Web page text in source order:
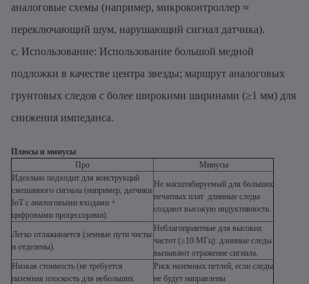
аналоговые схемы (например, микроконтроллер ≈
переключающий шум, нарушающий сигнал датчика).
c. Использование: Использование большой медной
подложки в качестве центра звезды; маршрут аналоговых
грунтовых следов с более широкими ширинами (≥1 мм) для
снижения импеданса.
Плюсы и минусы
Про
Минусы
Идеально подходит для конструкций
смешанного сигнала (например, датчики
IoT с аналоговыми входами +
цифровыми процессорами).
Не масштабируемый для больших
печатных плат  длинные следы
создают высокую индуктивность.
Легко отлаживается (земные пути чисты
и отделены).
Неблагоприятные для высоких
частот (≥10 МГц): длинные следы
вызывают отражение сигнала.
Низкая стоимость (не требуется
наземная плоскость для небольших
Риск наземных петлей, если следы
не будут направлены